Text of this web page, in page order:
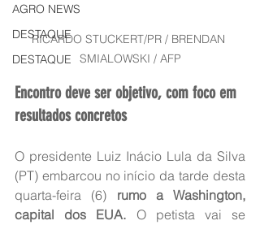
AGRO NEWS
DESTAQUE
DESTAQUE
RICARDO STUCKERT/PR / BRENDAN
SMIALOWSKI / AFP
Encontro deve ser objetivo, com foco em
resultados concretos
O presidente Luiz Inácio Lula da Silva
(PT) embarcou no início da tarde desta
quarta-feira (6) rumo a Washington,
capital dos EUA. O petista vai se